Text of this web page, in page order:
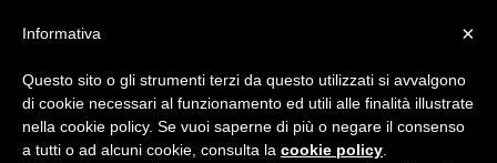
Home Esiti gare
×
Informativa
Questo sito o gli strumenti terzi da questo utilizzati si avvalgono
di cookie necessari al funzionamento ed utili alle finalità illustrate
nella cookie policy. Se vuoi saperne di più o negare il consenso
a tutti o ad alcuni cookie, consulta la cookie policy